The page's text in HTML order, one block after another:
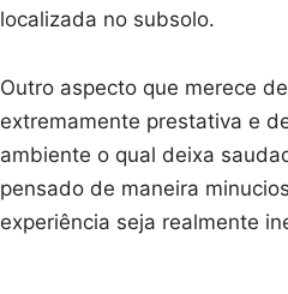
localizada no subsolo.
Outro aspecto que merece
extremamente prestativa e
ambiente o qual deixa
pensado de maneira
experiência seja realmente